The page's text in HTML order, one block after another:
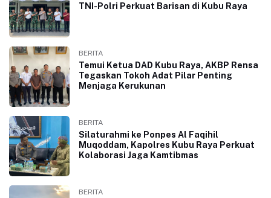
TNI-Polri Perkuat Barisan di Kubu Raya
BERITA
Temui Ketua DAD Kubu Raya, AKBP Rensa
Tegaskan Tokoh Adat Pilar Penting
Menjaga Kerukunan
BERITA
Silaturahmi ke Ponpes Al Faqihil
Muqoddam, Kapolres Kubu Raya Perkuat
Kolaborasi Jaga Kamtibmas
BERITA